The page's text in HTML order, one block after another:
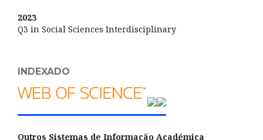
2023
Q3 in Social Sciences Interdisciplinary
INDEXADO
Outros Sistemas de Informação Académica